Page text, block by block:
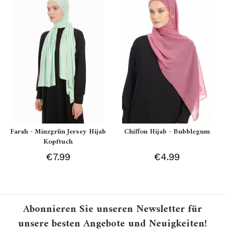
Farah - Minzgrün Jersey Hijab
Kopftuch
€7.99
Chiffon Hijab - Bubblegum
€4.99
Abonnieren Sie unseren Newsletter für
unsere besten Angebote und Neuigkeiten!